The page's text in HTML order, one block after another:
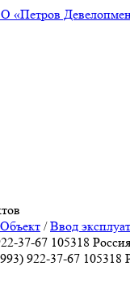
«Петров
Объект /Ввод
37-67 105318 Россия
922-37-67 105318